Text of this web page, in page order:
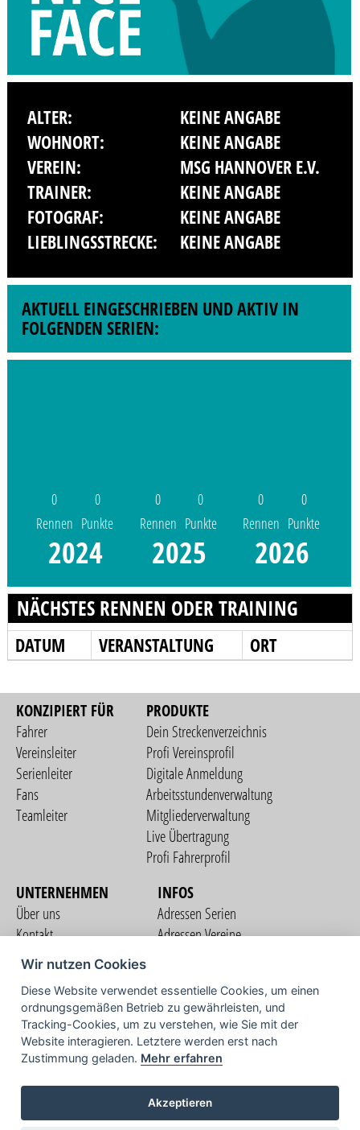
ALTER:
KEINE ANGABE
WOHNORT:
KEINE ANGABE
VEREIN:
MSG HANNOVER E.V.
TRAINER:
KEINE ANGABE
FOTOGRAF:
KEINE ANGABE
LIEBLINGSSTRECKE:
KEINE ANGABE
AKTUELL EINGESCHRIEBEN UND AKTIV IN
FOLGENDEN SERIEN:
0
Rennen
0
Punkte
2024
0
Rennen
0
Punkte
2025
0
Rennen
0
Punkte
2026
NÄCHSTES RENNEN ODER TRAINING
DATUM VERANSTALTUNG ORT
KONZIPIERT FÜR
Fahrer
Vereinsleiter
Serienleiter
Fans
Teamleiter
PRODUKTE
Dein Streckenverzeichnis
Profi Vereinsprofil
Digitale Anmeldung
Arbeitsstundenverwaltung
Mitgliederverwaltung
Live Übertragung
Profi Fahrerprofil
UNTERNEHMEN
Über uns
Kontakt
Nutzungsbedingungen
Datenschutzerklärung
Impressum
INFOS
Adressen Serien
Adressen Vereine
COMMUNITY
TV
Wir nutzen Cookies
Diese Website verwendet essentielle Cookies, um einen
ordnungsgemäßen Betrieb zu gewährleisten, und
Tracking-Cookies, um zu verstehen, wie Sie mit der
Website interagieren. Letztere werden erst nach
Zustimmung geladen. Mehr erfahren
Akzeptieren